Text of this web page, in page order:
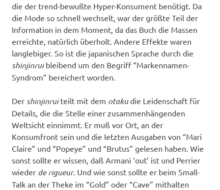
die der trend-bewußte Hyper-Konsument benötigt. Da
die Mode so schnell wechselt, war der größte Teil der
Information in dem Moment, da das Buch die Massen
erreichte, natürlich überholt. Andere Effekte waren
langlebiger. So ist die japanischen Sprache durch die
shinjinruibleibend um den Begriff “Markennamen-
Syndrom” bereichert worden.
Der shinjinruiteilt mit dem otakudie Leidenschaft für
Details, die die Stelle einer zusammenhängenden
Weltsicht einnimmt. Er muß vor Ort, an der
Konsumfront sein und die letzten Ausgaben von “Mari
Claire” und “Popeye” und “Brutus” gelesen haben. Wie
sonst sollte er wissen, daß Armani ‘out’ ist und Perrier
wieder de rigueur. Und wie sonst sollte er beim Small-
Talk an der Theke im “Gold” oder “Cave” mithalten